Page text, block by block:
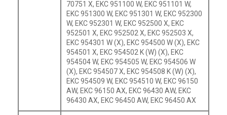
70751 X, EKC 951100 W, EKC 951101 W,
EKC 951300 W, EKC 951301 W, EKC 952300
W, EKC 952301 W, EKC 952500 X, EKC
952501 X, EKC 952502 X, EKC 952503 X,
EKC 954301 W (X), EKC 954500 W (X), EKC
954501 X, EKC 954502 K (W) (X), EKC
954504 W, EKC 954505 W, EKC 954506 W
(X), EKC 954507 X, EKC 954508 K (W) (X),
EKC 954509 W, EKC 954510 W, EKC 96150
AW, EKC 96150 AX, EKC 96430 AW, EKC
96430 AX, EKC 96450 AW, EKC 96450 AX